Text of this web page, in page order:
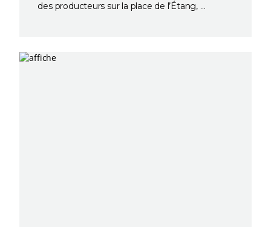
des producteurs sur la place de l’Étang, …